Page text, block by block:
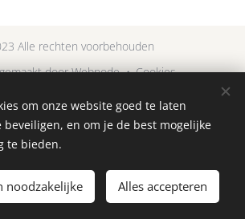
aan de winkelwagen
Alle rechten voorbehouden
doorWebnode Cookies
Talen
Nederlands
English
om onze website goed te laten
en om je de best mogelijke
te bieden.
noodzakelijke Alles accepteren